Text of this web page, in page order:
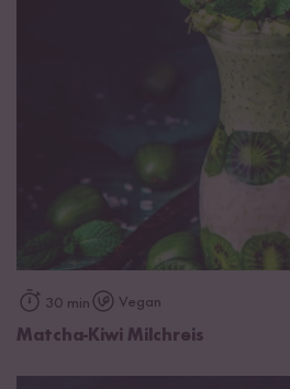
30 min Vegan
Matcha-Kiwi Milchreis